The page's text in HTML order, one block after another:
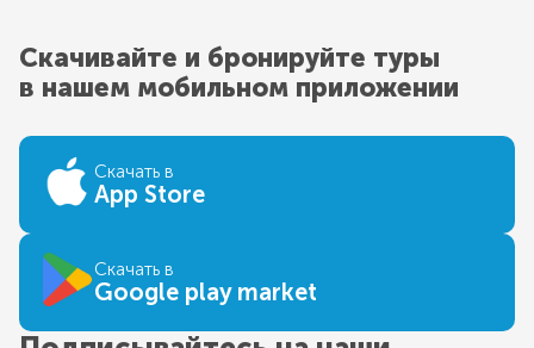
Скачивайте и бронируйте туры
в нашем мобильном приложении
Скачать в
App Store
Скачать в
Google play market